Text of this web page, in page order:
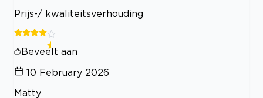
Prijs-/ kwaliteitsverhouding
Beveelt aan
10 February 2026
Matty